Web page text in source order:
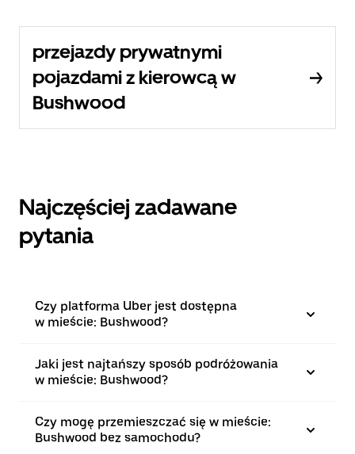
przejazdy prywatnymi
pojazdami z kierowcą w
Bushwood
Najczęściej zadawane
pytania
Czy platforma Uber jest dostępna
w mieście: Bushwood?
Jaki jest najtańszy sposób podróżowania
w mieście: Bushwood?
Czy mogę przemieszczać się w mieście:
Bushwood bez samochodu?